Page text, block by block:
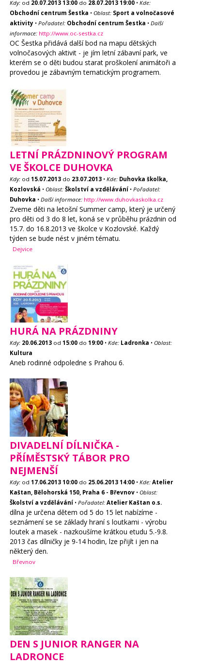
Kdy: od 20.07.2013 13:00 do 28.07.2013 19:00 • Kde:
Obchodní centrum Šestka • Oblast: Sport a volnočasové
aktivity • Pořadatel: Obchodní centrum Šestka • Další
informace: http://www.oc-sestka.cz
OC Šestka přidává další bod na mapu dětských
volnočasových aktivit - je jím letní zábavní park, ve
kterém se o děti budou starat proškolení animátoři a
provedou je zábavným tematickým programem.
LETNÍ PRÁZDNINOVÝ PROGRAM
VE ŠKOLCE DUHOVKA
Kdy: od 15.07.2013 do 23.07.2013 • Kde: Duhovka školka,
Kozlovská • Oblast: Školství a vzdělávání • Pořadatel:
Duhovka • Další informace: http://www.duhovkaskolka.cz
Zveme děti na letošní Summer camp, který je určený
pro děti od 3 do 8 let, koná se v průběhu prázdnin od
15.7. do 16.8.2013 ve školce v Kozlovské. Každý
týden se bude nést v jiném tématu.
Dejvice
HURÁ NA PRÁZDNINY
Kdy: 20.06.2013 od 15:00 do 19:00 • Kde: Ladronka • Oblast:
Kultura
Aneb rodinné odpoledne s Prahou 6.
DIVADELNÍ DÍLNIČKA -
PŘÍMĚSTSKÝ TÁBOR PRO
NEJMENŠÍ
Kdy: od 17.06.2013 10:00 do 25.06.2013 14:00 • Kde: Atelier
Kaštan, Bělohorská 150, Praha 6 - Břevnov • Oblast:
Školství a vzdělávání • Pořadatel: Atelier Kaštan o.s.
dílna je určena dětem od 5 do 15 let nabízíme -
seznámení se se základy hraní s loutkami - výrobu
loutek a masek - nazkoušíme krátkou etudu 5.-9.8.
2013 čas dílničky je 9-14 hodin, lze přijít i jen na
některý den.
Břevnov
DEN S JUNIOR RANGER NA
LADRONCE